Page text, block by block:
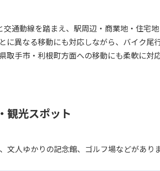
通動線を踏まえ、駅周辺・商業地・住宅
に異なる移動にも対応しながら、バイク尾
手市・利根町方面への移動にも柔軟に対応
観光スポット
人ゆかりの記念館、ゴルフ場などがありま